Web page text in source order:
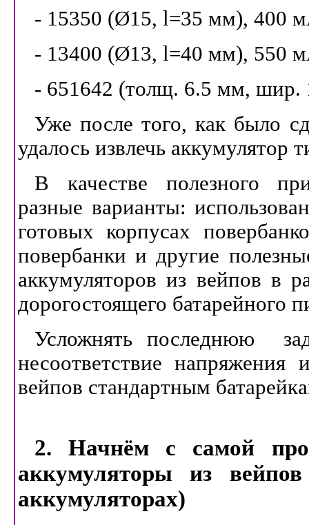
- 15350 (Ø15, l=35 мм), 400
- 13400 (Ø13, l=40 мм), 550
- 651642 (толщ. 6.5 мм,
Уже после того, как было
удалось извлечь
В качестве полезного
разные варианты:
готовых корпусах
повербанки и другие
аккумуляторов из вейпов в
дорогостоящего батарейного
Усложнять последнюю
несоответствие напряжения
вейпов стандартным
2. Начнём с самой
аккумуляторы из
аккумуляторах)